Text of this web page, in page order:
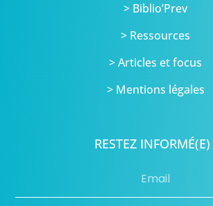
> Biblio’Prev
> Ressources
> Articles et focus
> Mentions légales
RESTEZ INFORMÉ(E)